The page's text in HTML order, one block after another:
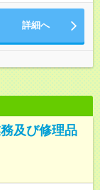
詳細へ
及び修理品